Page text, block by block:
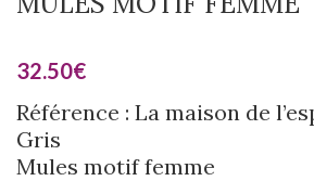
32.50€
Référence : La maison de
Gris
Mules motif femme